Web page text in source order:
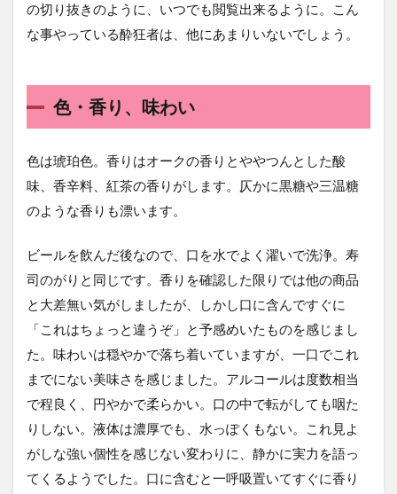
の切り抜きのように、いつでも閲覧出来るように。こん
な事やっている酔狂者は、他にあまりいないでしょう。
色・香り、味わい
色は琥珀色。香りはオークの香りとややつんとした酸
味、香辛料、紅茶の香りがします。仄かに黒糖や三温糖
のような香りも漂います。
ビールを飲んだ後なので、口を水でよく濯いで洗浄。寿
司のがりと同じです。香りを確認した限りでは他の商品
と大差無い気がしましたが、しかし口に含んですぐに
「これはちょっと違うぞ」と予感めいたものを感じまし
た。味わいは穏やかで落ち着いていますが、一口でこれ
までにない美味さを感じました。アルコールは度数相当
で程良く、円やかで柔らかい。口の中で転がしても咽た
りしない。液体は濃厚でも、水っぽくもない。これ見よ
がしな強い個性を感じない変わりに、静かに実力を語っ
てくるようでした。口に含むと一呼吸置いてすぐに香り